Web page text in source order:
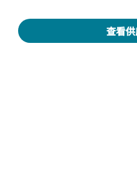
查看